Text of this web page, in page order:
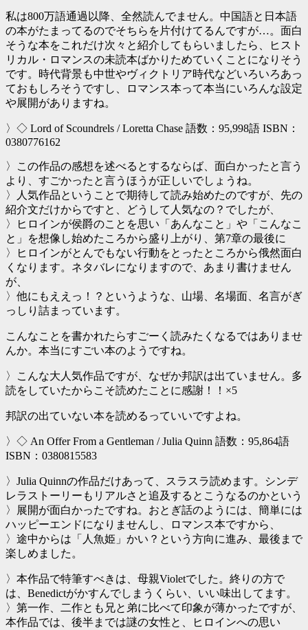
私は800万語通過以降、全然読んでません。中国語と日本語
の本がたまってるのでそちらを片付けてるんですが…。面白
そうな本をこれだけ次々と紹介してもらいましたら、ヒスト
リカル・ロマンスの未読本ばかりためていくことになりそう
です。時代背景も中世やヴィクトリア時代などいろいろあっ
ておもしろそうですし、ロマンス本って本当にいろんな設定
や展開がありますね。
〉◇ Lord of Scoundrels / Loretta Chase 語数：95,998語 ISBN：
0380776162
〉この作品の感想を述べるとするならば、面白かったと言う
より、すごかったと言うほうが正しいでしょうね。
〉人気作品ということで期待して読み始めたのですが、先の
紹介文だけからですと、どうして人気なの？でしたが、
〉ヒロインが侯爵のことを思い「あんなこと」や「こんなこ
と」を想像し始めたころから盛り上がり、第7章の最後に
〉ヒロインがとんでもない行動をとったところから俄然面白
くなります。ネタバレになりますので、あまり書けません
が、
〉他にもええっ！？というような、山場、名場面、名言がぎ
っしり詰まっています。
こんなことを書かれたらすごーく読みたくなるではありませ
んか。本当にすごい本のようですね。
〉こんな大人気作品ですが、なぜか邦訳は出ていません。多
読をしていたからこそ読めたことに感謝！！×5
邦訳の出ていない本を読めるっていいですよね。
〉◇ An Offer From a Gentleman / Julia Quinn 語数：95,864語
ISBN：0380815583
〉Julia Quinnの作品だけあって、スラスラ読めます。シンデ
レラストーリーもリアルさと追及するとこうなるのかという
〉展開が面白かったですね。おとぎ話のようには、簡単には
ハッピーエンドになりませんし、ロマンス本ですから、
〉途中からは「人魚姫」かい？という方向に進み、最後まで
楽しめました。
〉本作品で特筆すべきは、母親Violetでした。終りの方で
は、Benedictがかすんでしまうくらい、いい味出してます。
〉第一作、二作とも兄と弟に比べて印象が薄かったですが、
本作品では、後半までは謎の女性と、ヒロインへの思い